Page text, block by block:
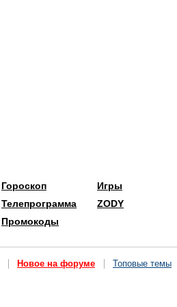
Гороскоп
Телепрограмма
Промокоды
Игры
ZODY
Новое на форуме Топовые темы